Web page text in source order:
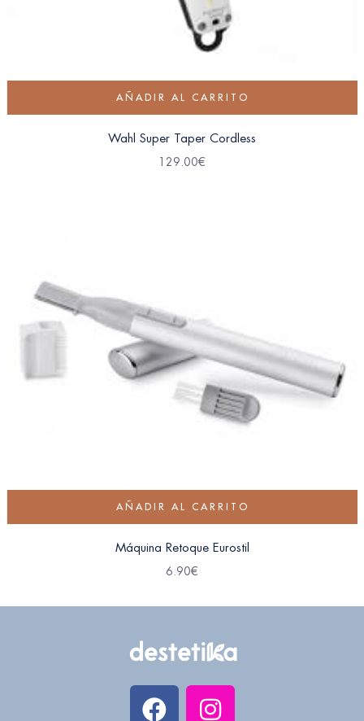
AÑADIR AL CARRITO
Wahl Super Taper Cordless
129.00€
AÑADIR AL CARRITO
Máquina Retoque Eurostil
6.90€